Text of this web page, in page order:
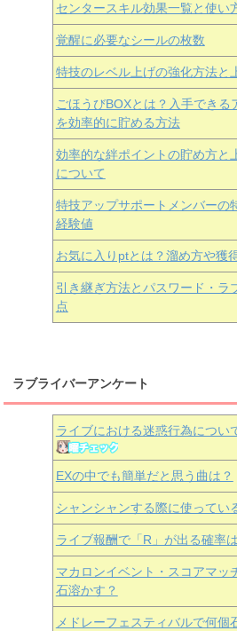
センタースキル効果一覧と使い
覚醒に必要なシールの枚数
特技のレベル上げの強化方法と
ごほうびBOXとは？入手できる
を効率的に貯める方法
効率的な絆ポイントの貯め方と
について
特技アップサポートメンバーの
経験値
お気に入りptとは？溜め方や獲
引き継ぎ方法とパスワード・ラ
点
ラブライバーアンケート
ライブにおける迷惑行為につい
EXの中でも簡単だと思う曲は？
シャンシャンする際に使ってい
ライブ報酬で「R」が出る確率
マカロンイベント・スコアマッ
石溶かす？
メドレーフェスティバルで何個